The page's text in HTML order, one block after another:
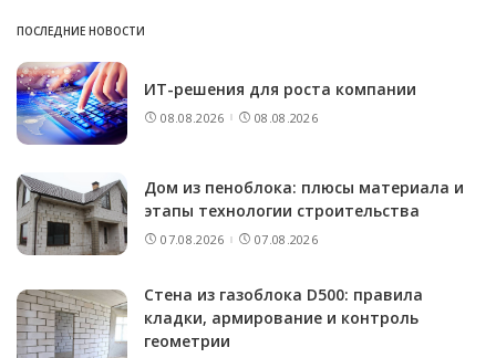
ПОСЛЕДНИЕ НОВОСТИ
ИТ-решения для роста компании
08.08.2026 08.08.2026
Дом из пеноблока: плюсы материала и
этапы технологии строительства
07.08.2026 07.08.2026
Стена из газоблока D500: правила
кладки, армирование и контроль
геометрии